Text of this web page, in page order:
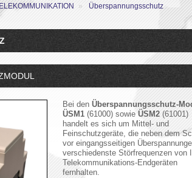
» Überspannungsschutz
Bei den Überspannungsschutz-
ÜSM1(61000) sowieÜSM2(61001)
handelt es sich um Mittel- und
Feinschutzgeräte, die neben dem
vor eingangsseitigen
verschiedenste Störfrequenzen von
Telekommunikations-Endgeräten
fernhalten.